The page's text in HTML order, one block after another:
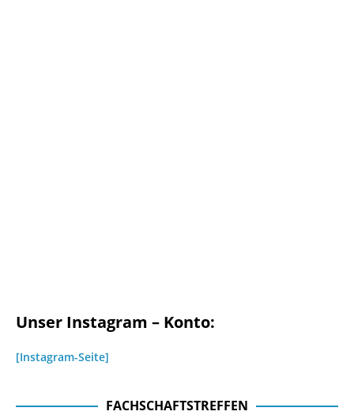
Unser Instagram – Konto:
[Instagram-Seite]
FACHSCHAFTSTREFFEN